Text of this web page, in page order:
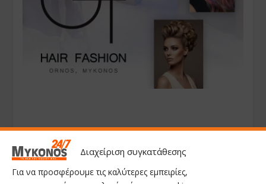
Διαχείριση συγκατάθεσης
Για να προσφέρουμε τις καλύτερες εμπειρίες,